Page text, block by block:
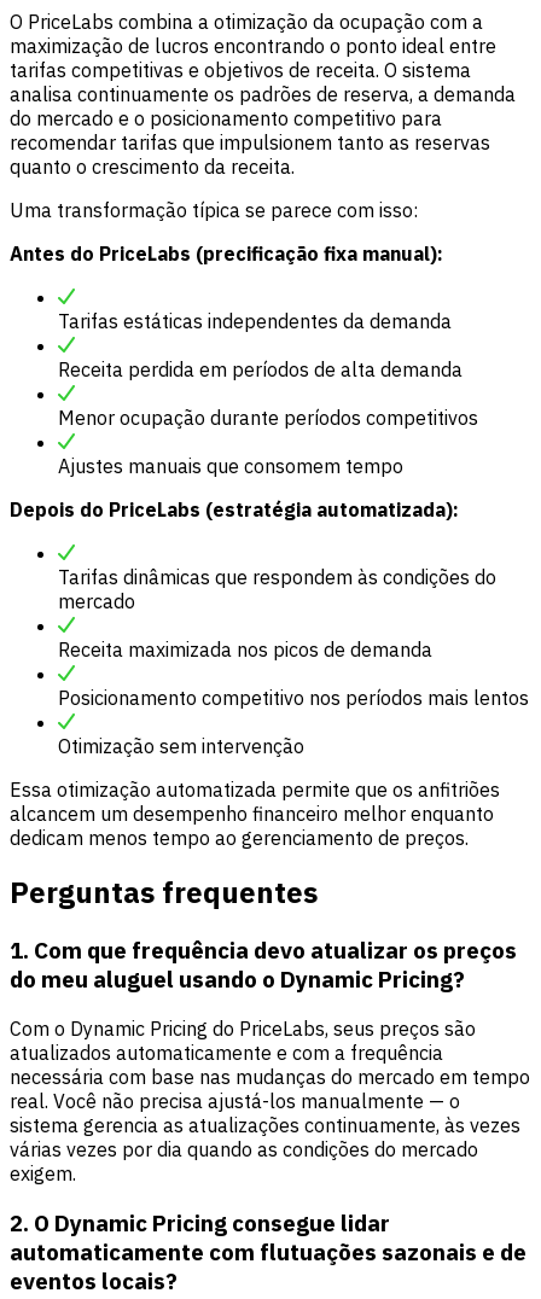
O PriceLabs combina a otimização da ocupação com a
maximização de lucros encontrando o ponto ideal entre
tarifas competitivas e objetivos de receita. O sistema
analisa continuamente os padrões de reserva, a demanda
do mercado e o posicionamento competitivo para
recomendar tarifas que impulsionem tanto as reservas
quanto o crescimento da receita.
Uma transformação típica se parece com isso:
Antes do PriceLabs (precificação fixa manual):
Tarifas estáticas independentes da demanda
Receita perdida em períodos de alta demanda
Menor ocupação durante períodos competitivos
Ajustes manuais que consomem tempo
Depois do PriceLabs (estratégia automatizada):
Tarifas dinâmicas que respondem às condições do
mercado
Receita maximizada nos picos de demanda
Posicionamento competitivo nos períodos mais lentos
Otimização sem intervenção
Essa otimização automatizada permite que os anfitriões
alcancem um desempenho financeiro melhor enquanto
dedicam menos tempo ao gerenciamento de preços.
Perguntas frequentes
1. Com que frequência devo atualizar os preços
do meu aluguel usando o Dynamic Pricing?
Com o Dynamic Pricing do PriceLabs, seus preços são
atualizados automaticamente e com a frequência
necessária com base nas mudanças do mercado em tempo
real. Você não precisa ajustá-los manualmente — o
sistema gerencia as atualizações continuamente, às vezes
várias vezes por dia quando as condições do mercado
exigem.
2. O Dynamic Pricing consegue lidar
automaticamente com flutuações sazonais e de
eventos locais?